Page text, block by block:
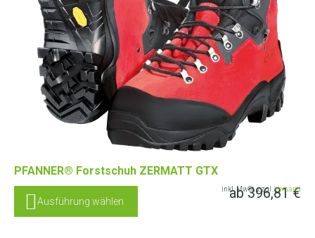
PFANNER® Forstschuh ZERMATT GTX
ab396,81€
inkl. MwSt. zzgl. Versand
Ausführung wählen